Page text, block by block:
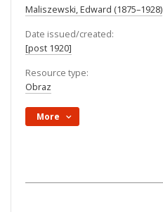
Maliszewski, Edward (1875–1928)
Date issued/created:
[post 1920]
Resource type:
Obraz
More